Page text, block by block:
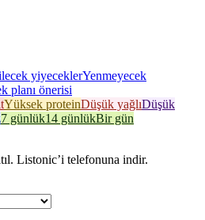
yiyeceklerYenmeyecek
planı önerisi
Yüksek proteinDüşük yağlıDüşük
7 günlük14 günlükBir gün
Listonic’i telefonuna indir.